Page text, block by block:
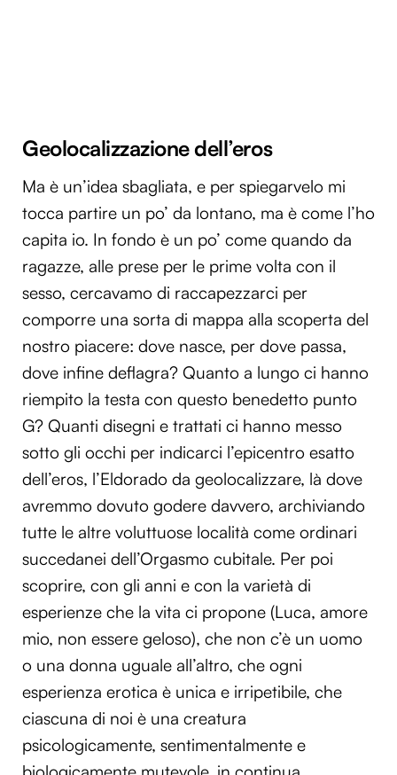
Geolocalizzazione dell’eros
Ma è un’idea sbagliata, e per spiegarvelo mi
tocca partire un po’ da lontano, ma è come l’ho
capita io. In fondo è un po’ come quando da
ragazze, alle prese per le prime volta con il
sesso, cercavamo di raccapezzarci per
comporre una sorta di mappa alla scoperta del
nostro piacere: dove nasce, per dove passa,
dove infine deflagra? Quanto a lungo ci hanno
riempito la testa con questo benedetto punto
G? Quanti disegni e trattati ci hanno messo
sotto gli occhi per indicarci l’epicentro esatto
dell’eros, l’Eldorado da geolocalizzare, là dove
avremmo dovuto godere davvero, archiviando
tutte le altre voluttuose località come ordinari
succedanei dell’Orgasmo cubitale. Per poi
scoprire, con gli anni e con la varietà di
esperienze che la vita ci propone (Luca, amore
mio, non essere geloso), che non c’è un uomo
o una donna uguale all’altro, che ogni
esperienza erotica è unica e irripetibile, che
ciascuna di noi è una creatura
psicologicamente, sentimentalmente e